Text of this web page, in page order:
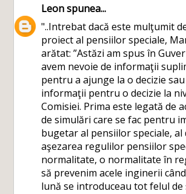
Leonspunea...
"..Intrebat dacă este mulţumit
proiect al pensiilor speciale,
arătat: ”Astăzi am spus în
avem nevoie de informaţii
pentru a ajunge la o decizie
informaţii pentru o decizie la
Comisiei. Prima este legată de
de simulări care se fac pentru
bugetar al pensiilor speciale, al
aşezarea regulilor pensiilor
normalitate, o normalitate în
să prevenim acele inginerii
lună se introduceau tot felul de